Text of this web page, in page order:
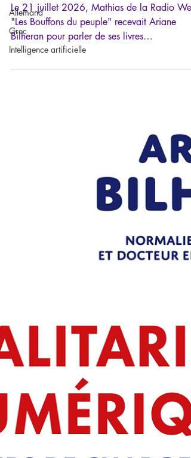
Allemand
Grec
Intelligence artificielle
Le 21 juillet 2026, Mathias de la Radio Web
"Les Bouffons du peuple" recevait Ariane
Bilheran pour parler de ses livres
Psychopathologie du totalitarisme (2023,